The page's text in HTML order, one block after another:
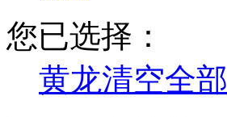
您已选择：
黄龙清空全部